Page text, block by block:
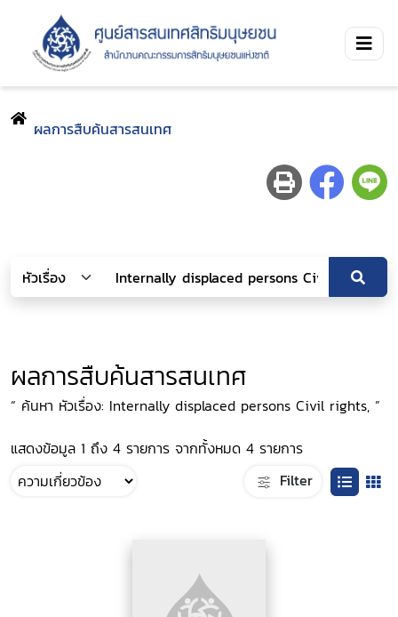
ผลการสืบค้นสารสนเทศ
ผลการสืบค้นสารสนเทศ
“ ค้นหา หัวเรื่อง: Internally displaced persons Civil rights, ”
แสดงข้อมูล 1 ถึง 4 รายการ จากทั้งหมด 4 รายการ
Filter